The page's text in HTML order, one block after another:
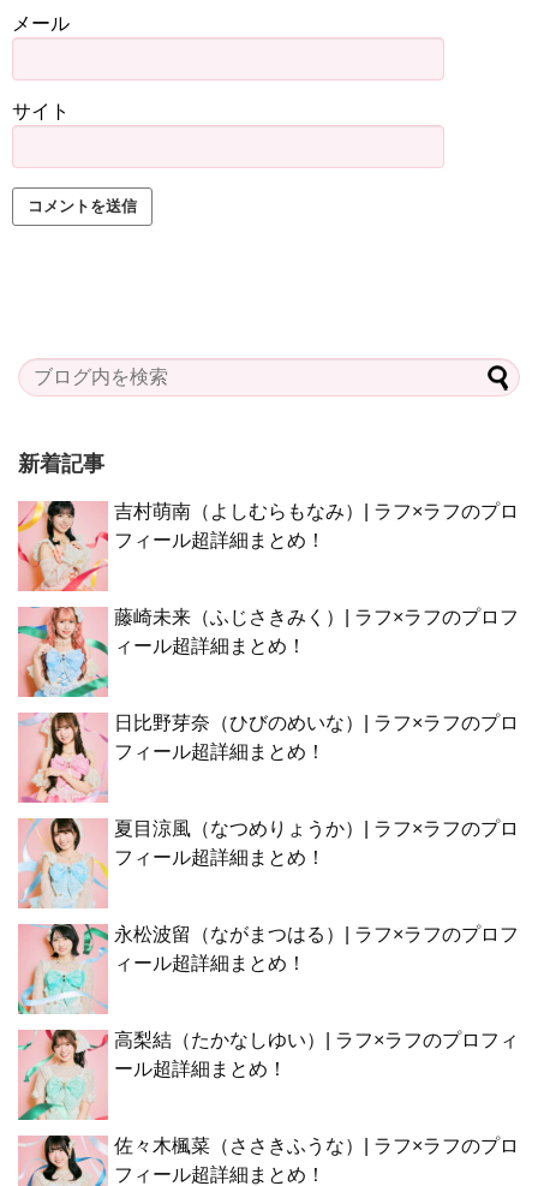
メール
サイト
新着記事
吉村萌南（よしむらもなみ）| ラフ×ラフのプロ
フィール超詳細まとめ！
藤崎未来（ふじさきみく）| ラフ×ラフのプロフ
ィール超詳細まとめ！
日比野芽奈（ひびのめいな）| ラフ×ラフのプロ
フィール超詳細まとめ！
夏目涼風（なつめりょうか）| ラフ×ラフのプロ
フィール超詳細まとめ！
永松波留（ながまつはる）| ラフ×ラフのプロフ
ィール超詳細まとめ！
高梨結（たかなしゆい）| ラフ×ラフのプロフィ
ール超詳細まとめ！
佐々木楓菜（ささきふうな）| ラフ×ラフのプロ
フィール超詳細まとめ！